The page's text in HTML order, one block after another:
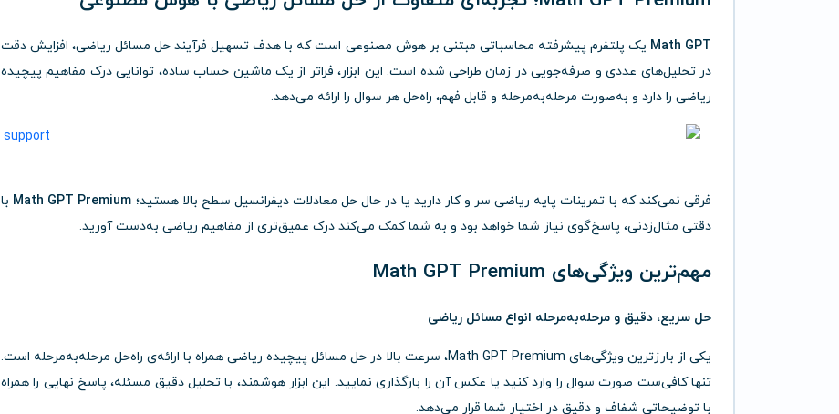
Math GPT یک پلتفرم پیشرفته محاسباتی مبتنی بر هوش مصنوعی است که با هدف تسهیل فرآیند حل مسائل ریاضی، افزایش دقت
در تحلیل‌های عددی و صرفه‌جویی در زمان طراحی شده است. این ابزار، فراتر از یک ماشین حساب ساده، توانایی درک مفاهیم پیچیده
ریاضی را دارد و به‌صورت مرحله‌به‌مرحله و قابل فهم، راه‌حل هر سوال را ارائه می‌دهد.
فرقی نمی‌کند که با تمرینات پایه ریاضی سر و کار دارید یا در حال حل معادلات دیفرانسیل سطح بالا هستید؛ Math GPT Premium با
دقتی مثال‌زدنی، پاسخ‌گوی نیاز شما خواهد بود و به شما کمک می‌کند درک عمیق‌تری از مفاهیم ریاضی به‌دست آورید.
مهم‌ترین ویژگی‌های Math GPT Premium
حل سریع، دقیق و مرحله‌به‌مرحله انواع مسائل ریاضی
یکی از بارزترین ویژگی‌های Math GPT Premium، سرعت بالا در حل مسائل پیچیده ریاضی همراه با ارائه‌ی راه‌حل مرحله‌به‌مرحله است.
تنها کافی‌ست صورت سوال را وارد کنید یا عکس آن را بارگذاری نمایید. این ابزار هوشمند، با تحلیل دقیق مسئله، پاسخ نهایی را همراه
با توضیحاتی شفاف و دقیق در اختیار شما قرار می‌دهد.